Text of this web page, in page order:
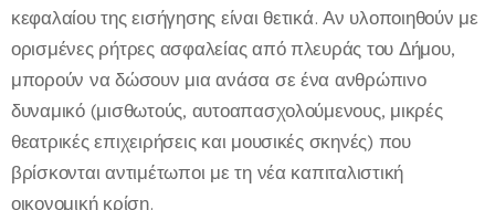
κεφαλαίου της εισήγησης είναι θετικά. Αν υλοποιηθούν με
ορισμένες ρήτρες ασφαλείας από πλευράς του Δήμου,
μπορούν να δώσουν μια ανάσα σε ένα ανθρώπινο
δυναμικό (μισθωτούς, αυτοαπασχολούμενους, μικρές
θεατρικές επιχειρήσεις και μουσικές σκηνές) που
βρίσκονται αντιμέτωποι με τη νέα καπιταλιστική
οικονομική κρίση.